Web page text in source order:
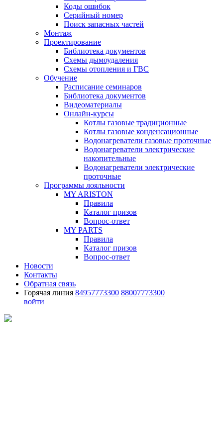
Коды ошибок
Серийный номер
Поиск запасных частей
Монтаж
Проектирование
Библиотека документов
Схемы дымоудаления
Схемы отопления и ГВС
Обучение
Расписание семинаров
Библиотека документов
Видеоматериалы
Онлайн-курсы
Котлы газовые традиционные
Котлы газовые конденсационные
Водонагреватели газовые проточные
Водонагреватели электрические
накопительные
Водонагреватели электрические
проточные
Программы лояльности
MY ARISTON
Правила
Каталог призов
Вопрос-ответ
MY PARTS
Правила
Каталог призов
Вопрос-ответ
Новости
Контакты
Обратная связь
Горячая линия 84957773300 88007773300
войти